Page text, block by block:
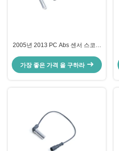
2005년 2013 PC Abs 센서 스코네
5021170124
가장 좋은 가격 을 구하라